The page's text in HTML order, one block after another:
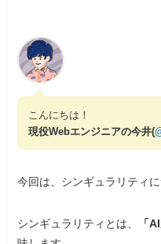
こんにちは！
現役Webエンジニアの今井(
今回は、シンギュラリティ
シンギュラリティとは、 「